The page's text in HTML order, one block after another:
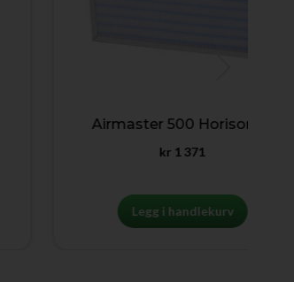
Airmaster 500 Horisontal
1 371
Legg i handlekurv